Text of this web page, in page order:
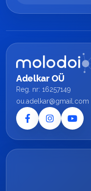
Adelkar OÜ
Reg. nr: 16257149
ou.adelkar@gmail.com